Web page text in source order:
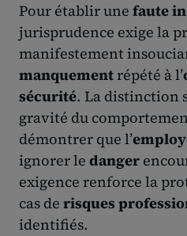
Pour établir une faute
jurisprudence exige la
manifestement
manquementrépété à l’
sécurité. La distinction
gravité du
démontrer que l’
ignorer le danger
exigence renforce la
cas de risques
identifiés.